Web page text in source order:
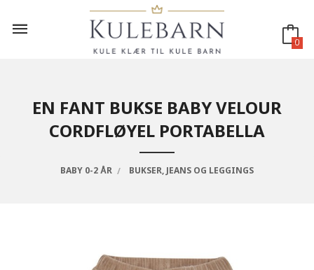
innholdet
0
EN FANT BUKSE BABY VELOUR
CORDFLØYEL PORTABELLA
BABY 0-2 ÅR BUKSER, JEANS OG LEGGINGS